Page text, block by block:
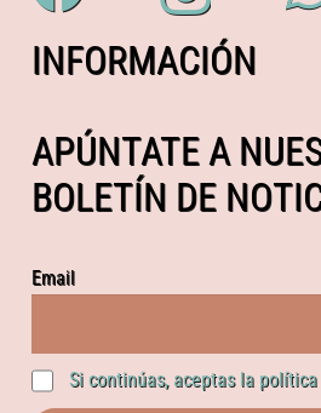
INFORMACIÓN
APÚNTATE A
BOLETÍN DE
Email
Si continúas, aceptas la